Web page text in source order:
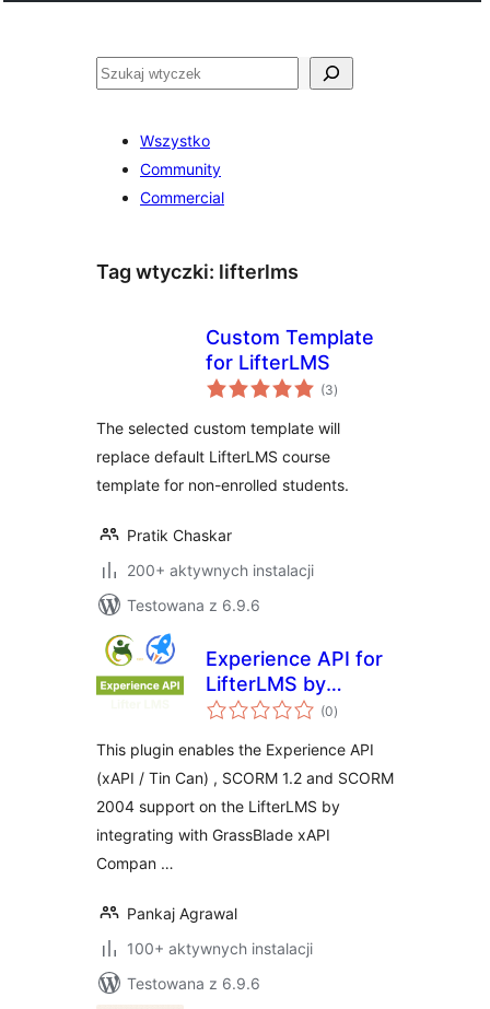
Szukaj
Wszystko
Community
Commercial
Tag wtyczki: lifterlms
Custom Template
for LifterLMS
(3wszystkich
ocen
)
The selected custom template will
replace default LifterLMS course
template for non-enrolled students.
Pratik Chaskar
200+ aktywnych instalacji
Testowana z 6.9.6
Experience API for
LifterLMS by
Grassblade (0wszystkich
ocen
)
This plugin enables the Experience API
(xAPI / Tin Can) , SCORM 1.2 and SCORM
2004 support on the LifterLMS by
integrating with GrassBlade xAPI
Compan …
Pankaj Agrawal
100+ aktywnych instalacji
Testowana z 6.9.6